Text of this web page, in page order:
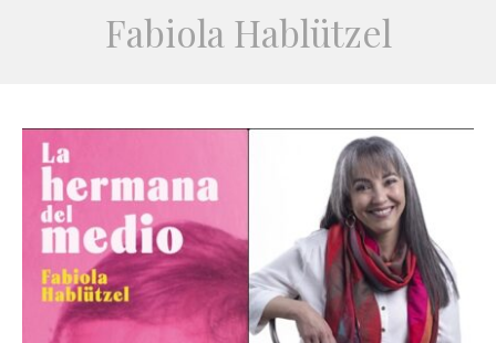
Fabiola Hablützel